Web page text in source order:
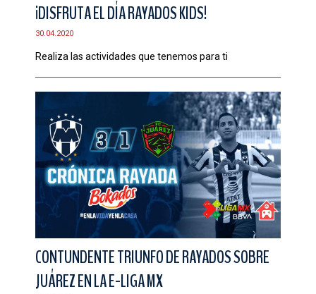
¡DISFRUTA EL DÍA RAYADOS KIDS!
30.04.2020
Realiza las actividades que tenemos para ti
CONTUNDENTE TRIUNFO DE RAYADOS SOBRE
JUÁREZ EN LA E-LIGA MX